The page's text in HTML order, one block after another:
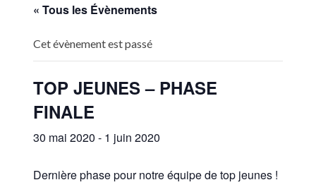
« Tous les Évènements
Cet évènement est passé
TOP JEUNES – PHASE
FINALE
30 mai 2020 - 1 juin 2020
Dernière phase pour notre équipe de top jeunes !